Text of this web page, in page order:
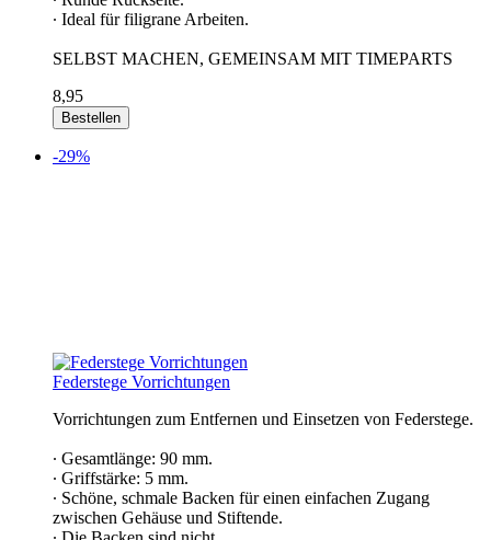
∙ Ideal für filigrane Arbeiten.
SELBST MACHEN, GEMEINSAM MIT TIMEPARTS
8,95
Bestellen
-29%
Federstege Vorrichtungen
Vorrichtungen zum Entfernen und Einsetzen von Federstege.
∙ Gesamtlänge: 90 mm.
∙ Griffstärke: 5 mm.
∙ Schöne, schmale Backen für einen einfachen Zugang
zwischen Gehäuse und Stiftende.